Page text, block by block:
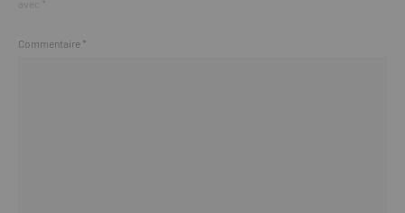
Commentaire *